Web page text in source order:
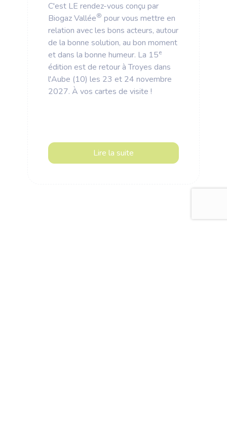
C'est LE rendez-vous conçu par
Biogaz Vallée® pour vous mettre en
relation avec les bons acteurs, autour
de la bonne solution, au bon moment
et dans la bonne humeur. La 15e
édition est de retour à Troyes dans
l'Aube (10) les 23 et 24 novembre
2027. À vos cartes de visite !
Lire la suite